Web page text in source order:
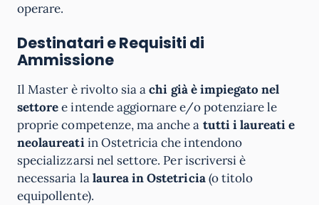
operare.
Destinatari e Requisiti di
Ammissione
Il Master è rivolto sia achi già è impiegato nel
settoree intende aggiornare e/o potenziare le
proprie competenze, ma anche a tutti i laureati e
neolaureatiin Ostetricia che intendono
specializzarsi nel settore. Per iscriversi è
necessaria lalaurea in Ostetricia(o titolo
equipollente).